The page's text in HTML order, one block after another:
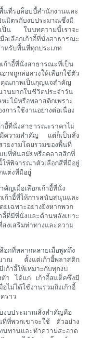
นที่รอล็อบบี้สำนักงานและ
นมิตรกับงบประมาณซึ่งมี
เป็น ในบทความนี้เราจะ
ลือกเก้าอี้ที่นั่งสาธารณะ
หรับพื้นที่ทุกประเภท
ก้าอี้ที่นั่งสาธารณะที่เป็น
จถูกล่อลวงให้เลือกใช้ตัว
คุณภาพเป็นกุญแจสำคัญ
วนมากในชีวิตประจำวัน
ะไม้หรือพลาสติกเพราะ
การใช้งานอย่างต่อเนื่อง
อี้ที่นั่งสาธารณะราคาไม่
ความสำคัญ แต่ก็เป็นสิ่ง
วยงามโดยรวมของพื้นที่
บที่ทันสมัยหรือคลาสสิกที่
ห้พิจารณาตัวเลือกสีที่มีอยู่
แต่งที่มีอยู่
ญเมื่อเลือกเก้าอี้ที่นั่ง
ก้าอี้ที่ให้การสนับสนุนและ
ยเฉพาะอย่างยิ่งหากพวก
ที่มีที่นั่งและด้านหลังเบาะ
งเสริมท่าทางและความ
อกที่หลากหลายเมื่อพูดถึง
มาณ ตั้งแต่เก้าอี้พลาสติก
ก้าอี้ให้เหมาะกับทุกงบ
ว ได้แก่ เก้าอี้สแต็คซึ่งมี
ไม่ได้ใช้งานรวมถึงเก้าอี้
ราว
บงบประมาณสิ่งสำคัญคือ
ที่ที่พวกเขาจะใช้ ตัวอย่าง
นทานและทำความสะอาด